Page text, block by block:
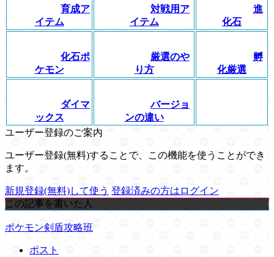
育成ア
イテム
対戦用ア
イテム
進
化石
化石ポ
ケモン
厳選のや
り方
孵
化厳選
ダイマ
ックス
バージョ
ンの違い
ユーザー登録のご案内
ユーザー登録(無料)することで、この機能を使うことができ
ます。
新規登録(無料)して使う 登録済みの方はログイン
この記事を書いた人
ポケモン剣盾攻略班
ポスト